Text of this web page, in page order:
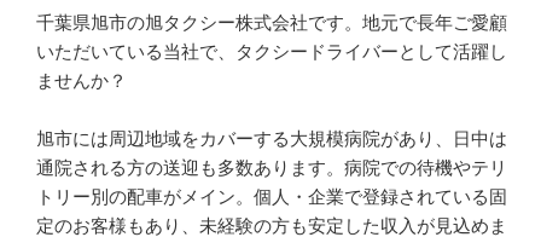
千葉県旭市の旭タクシー株式会社です。地元で長年ご愛顧
いただいている当社で、タクシードライバーとして活躍し
ませんか？
旭市には周辺地域をカバーする大規模病院があり、日中は
通院される方の送迎も多数あります。病院での待機やテリ
トリー別の配車がメイン。個人・企業で登録されている固
定のお客様もあり、未経験の方も安定した収入が見込めま